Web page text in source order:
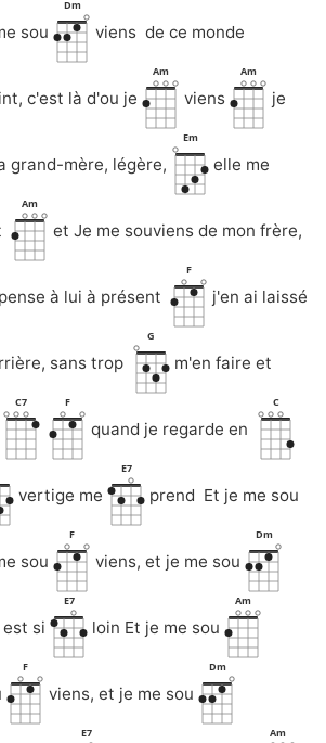
sou
Dm
viens de ce monde
c'est là d'ou je
Am
viens
Am
je
grand-mère, légère,
Em
elle me
Am
et Je me souviens de mon frère,
à lui à présent
F
j'en ai laissé
sans trop
G
m'en faire et
C7 F
quand je regarde en
C
vertige me
E7
prend Et je me sou
sou
F
viens, et je me sou
Dm
si
E7
loin Et je me sou
Am
F
viens, et je me sou
Dm
E7 Am